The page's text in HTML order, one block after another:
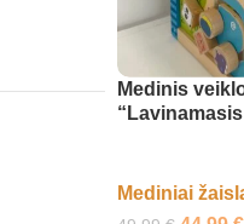
Medinis
Mediniai